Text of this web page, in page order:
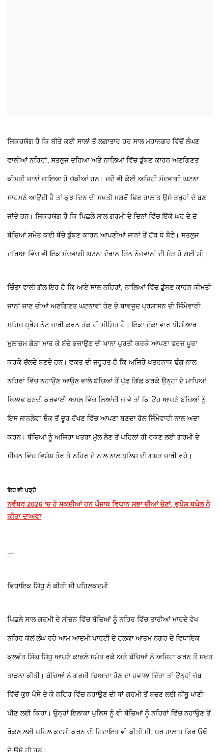
ਜ਼ਿਕਰਯੋਗ ਹੈ ਕਿ ਬੀਤੇ ਕਈ ਸਾਲਾਂ ਤੋਂ ਲਗਾਤਾਰ ਹਰ ਸਾਲ ਮਹਾਨਗਰ ਵਿੱਚੋਂ ਲੰਘਣ
ਵਾਲੀਆਂ ਨਹਿਰਾਂ, ਸਤਲੁਜ ਦਰਿਆ ਅਤੇ ਨਾਲਿਆਂ ਵਿੱਚ ਡੁੱਬਣ ਕਾਰਨ ਅਣਗਿਣਤ
ਕੀਮਤੀ ਜਾਨਾਂ ਜਾਇਆ ਹੋ ਚੁੱਕੀਆਂ ਹਨ। ਜਦੋਂ ਵੀ ਕੋਈ ਅਜਿਹੀ ਮੰਦਭਾਗੀ ਘਟਨਾ
ਸਾਹਮਣੇ ਆਉਂਦੀ ਹੈ ਤਾਂ ਕੁਝ ਦਿਨ ਦੀ ਸਖਤੀ ਮਗਰੋਂ ਫਿਰ ਹਾਲਾਤ ਉਸੇ ਤਰ੍ਹਾਂ ਦੇ ਬਣ
ਜਾਂਦੇ ਹਨ। ਜ਼ਿਕਰਯੋਗ ਹੈ ਕਿ ਪਿਛਲੇ ਸਾਲ ਗਰਮੀ ਦੇ ਦਿਨਾਂ ਵਿੱਚ ਇੱਕੋ ਘਰ ਦੇ ਦੋ
ਬੱਚਿਆਂ ਸਮੇਤ ਕਈ ਬੱਚੇ ਡੁੱਬਣ ਕਾਰਨ ਆਪਣੀਆਂ ਜਾਨਾਂ ਤੋਂ ਹੱਥ ਧੋ ਬੈਠੇ। ਸਤਲੁਜ
ਦਰਿਆ ਵਿੱਚ ਵੀ ਇੱਕ ਮੰਦਭਾਗੀ ਘਟਨਾ ਦੌਰਾਨ ਤਿੰਨ ਨੌਜਵਾਨਾਂ ਦੀ ਮੌਤ ਹੋ ਗਈ ਸੀ।
ਚਿੰਤਾ ਵਾਲੀ ਗੱਲ ਇਹ ਹੈ ਕਿ ਆਏ ਸਾਲ ਨਹਿਰਾਂ, ਨਾਲਿਆਂ ਵਿੱਚ ਡੁੱਬਣ ਕਾਰਨ ਕੀਮਤੀ
ਜਾਨਾਂ ਜਾਣ ਦੀਆਂ ਅਣਗਿਣਤ ਘਟਨਾਵਾਂ ਹੋਣ ਦੇ ਬਾਵਜੂਦ ਪ੍ਰਸ਼ਾਸਨ ਦੀ ਜ਼ਿੰਮੇਵਾਰੀ
ਮਹਿਜ ਪ੍ਰੈਸ ਨੋਟ ਜਾਰੀ ਕਰਨ ਤੱਕ ਹੀ ਸੀਮਿਤ ਹੈ। ਇੱਕਾ ਦੁੱਕਾ ਵਾਰ ਪੀਸੀਆਰ
ਮੁਲਾਜ਼ਮ ਗੇੜਾ ਮਾਰ ਕੇ ਬੱਚੇ ਭਜਾਉਣ ਦੀ ਖਾਨਾ ਪੁਰਤੀ ਕਰਕੇ ਆਪਣਾ ਫਰਜ ਪੂਰਾ
ਕਰਕੇ ਚੱਲਦੇ ਬਣਦੇ ਹਨ। ਵਕਤ ਦੀ ਜਰੂਰਤ ਹੈ ਕਿ ਅਜਿਹੇ ਖਤਰਨਾਕ ਢੰਗ ਨਾਲ
ਨਹਿਰਾਂ ਵਿੱਚ ਨਹਾਉਣ ਆਉਣ ਵਾਲੇ ਬੱਚਿਆਂ ਤੋਂ ਪੁੱਛ ਗਿੱਛ ਕਰਕੇ ਉਨ੍ਹਾਂ ਦੇ ਮਾਪਿਆਂ
ਖਿਲਾਫ ਬਣਦੀ ਕਰਵਾਈ ਅਮਲ ਵਿੱਚ ਲਿਆਂਦੀ ਜਾਵੇ ਤਾਂ ਕਿ ਉਹ ਆਪਣੇ ਬੱਚਿਆਂ ਨੂੰ
ਇਸ ਜਾਨਲੇਵਾ ਸ਼ੌਕ ਤੋਂ ਦੂਰ ਰੱਖਣ ਵਿੱਚ ਆਪਣਾ ਬਣਦਾ ਰੋਲ ਜਿੰਮੇਵਾਰੀ ਨਾਲ ਅਦਾ
ਕਰਨ। ਬੱਚਿਆਂ ਨੂੰ ਅਜਿਹਾ ਖਤਰਾ ਮੁੱਲ ਲੈਣ ਤੋਂ ਪਹਿਲਾਂ ਹੀ ਰੋਕਣ ਲਈ ਗਰਮੀ ਦੇ
ਸੀਜਨ ਵਿੱਚ ਵਿਸ਼ੇਸ਼ ਤੌਰ ਤੇ ਨਹਿਰ ਦੇ ਨਾਲ ਨਾਲ ਪੁਲਿਸ ਦੀ ਗਸ਼ਤ ਜਾਰੀ ਰਹੇ।
ਇਹ ਵੀ ਪੜ੍ਹੋ
ਨਵੰਬਰ 2026 'ਚ ਹੋ ਸਕਦੀਆਂ ਹਨ ਪੰਜਾਬ ਵਿਧਾਨ ਸਭਾ ਦੀਆਂ ਚੋਣਾਂ, ਭੁਪੇਸ਼ ਬਘੇਲ ਨੇ
ਕੀਤਾ ਦਾਅਵਾ
---
ਵਿਧਾਇਕ ਸਿੱਧੂ ਨੇ ਕੀਤੀ ਸੀ ਪਹਿਲਕਦਮੀ
ਪਿਛਲੇ ਸਾਲ ਗਰਮੀ ਦੇ ਸੀਜ਼ਨ ਵਿੱਚ ਬੱਚਿਆਂ ਨੂੰ ਨਹਿਰ ਵਿੱਚ ਤਾਰੀਆਂ ਮਾਰਦੇ ਵੇਖ
ਨਹਿਰ ਕੋਲੋਂ ਲੰਘ ਰਹੇ ਆਮ ਆਦਮੀ ਪਾਰਟੀ ਦੇ ਹਲਕਾ ਆਤਮ ਨਗਰ ਦੇ ਵਿਧਾਇਕ
ਕੁਲਵੰਤ ਸਿੰਘ ਸਿੱਧੂ ਆਪਣੇ ਕਾਫ਼ਲੇ ਸਮੇਤ ਰੁਕੇ ਅਤੇ ਬੱਚਿਆਂ ਨੂੰ ਅਜਿਹਾ ਕਰਨ ਤੋਂ ਸਖਤ
ਤਾੜਨਾ ਕੀਤੀ। ਬੱਚਿਆਂ ਨੇ ਗਰਮੀ ਜ਼ਿਆਦਾ ਹੋਣ ਦਾ ਹਵਾਲਾ ਦਿੱਤਾ ਤਾਂ ਉਨ੍ਹਾਂ ਜੇਬ
ਵਿੱਚੋਂ ਕੁਝ ਪੈਸੇ ਦੇ ਕੇ ਨਹਿਰ ਵਿੱਚ ਨਹਾਉਣ ਦੀ ਥਾਂ ਗਰਮੀ ਤੋਂ ਬਚਣ ਲਈ ਨੀਂਬੂ ਪਾਣੀ
ਪੀਣ ਲਈ ਕਿਹਾ। ਉਨ੍ਹਾਂ ਇਲਾਕਾ ਪੁਲਿਸ ਨੂੰ ਵੀ ਬੱਚਿਆਂ ਨੂੰ ਨਹਿਰਾਂ ਵਿੱਚ ਨਹਾਉਣ ਤੋਂ
ਰੋਕਣ ਲਈ ਪਹਿਲ ਕਦਮੀ ਕਰਨ ਦੀ ਹਿਦਾਇਤ ਵੀ ਕੀਤੀ ਸੀ, ਪਰ ਹਾਲਾਤ ਫਿਰ ਉਥੋਂ